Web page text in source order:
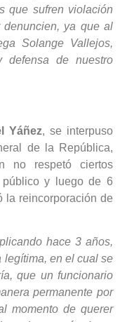
que sufren violación
ya que al
Solange Vallejos,
defensa de nuestro
Yáñez, se interpuso
de la República,
no respetó ciertos
y luego de 6
la reincorporación de
hace 3 años,
en el cual se
que un funcionario
permanente por
momento de querer